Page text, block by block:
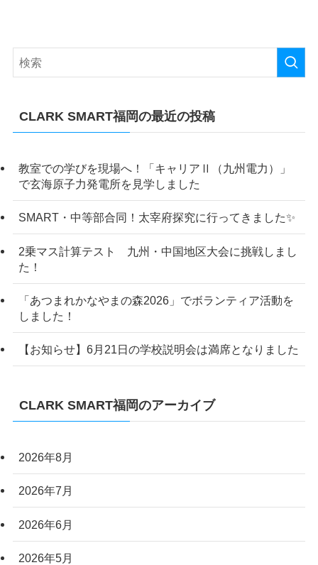
CLARK SMART福岡の最近の投稿
教室での学びを現場へ！「キャリアⅡ（九州電力）」
で玄海原子力発電所を見学しました
SMART・中等部合同！太宰府探究に行ってきました✨
2乗マス計算テスト 九州・中国地区大会に挑戦しまし
た！
「あつまれかなやまの森2026」でボランティア活動を
しました！
【お知らせ】6月21日の学校説明会は満席となりました
CLARK SMART福岡のアーカイブ
2026年8月
2026年7月
2026年6月
2026年5月